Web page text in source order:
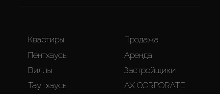
Квартиры
Пентхаусы
Виллы
Таунхаусы
Продажа
Аренда
Застройщики
AX CORPORATE